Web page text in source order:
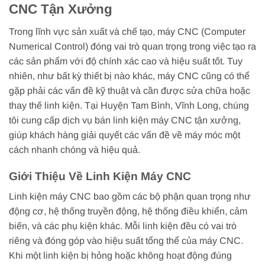
CNC Tận Xưởng
Trong lĩnh vực sản xuất và chế tạo, máy CNC (Computer
Numerical Control) đóng vai trò quan trọng trong việc tạo ra
các sản phẩm với độ chính xác cao và hiệu suất tốt. Tuy
nhiên, như bất kỳ thiết bị nào khác, máy CNC cũng có thể
gặp phải các vấn đề kỹ thuật và cần được sửa chữa hoặc
thay thế linh kiện. Tại Huyện Tam Bình, Vĩnh Long, chúng
tôi cung cấp dịch vụ bán linh kiện máy CNC tận xưởng,
giúp khách hàng giải quyết các vấn đề về máy móc một
cách nhanh chóng và hiệu quả.
Giới Thiệu Về Linh Kiện Máy CNC
Linh kiện máy CNC bao gồm các bộ phận quan trọng như
động cơ, hệ thống truyền động, hệ thống điều khiển, cảm
biến, và các phụ kiện khác. Mỗi linh kiện đều có vai trò
riêng và đóng góp vào hiệu suất tổng thể của máy CNC.
Khi một linh kiện bị hỏng hoặc không hoạt động đúng